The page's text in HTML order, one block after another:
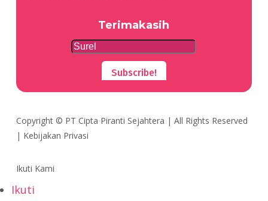
Terimakasih
Subscribe!
Copyright © PT Cipta Piranti Sejahtera | All Rights Reserved
| Kebijakan Privasi
Ikuti Kami
Ikuti